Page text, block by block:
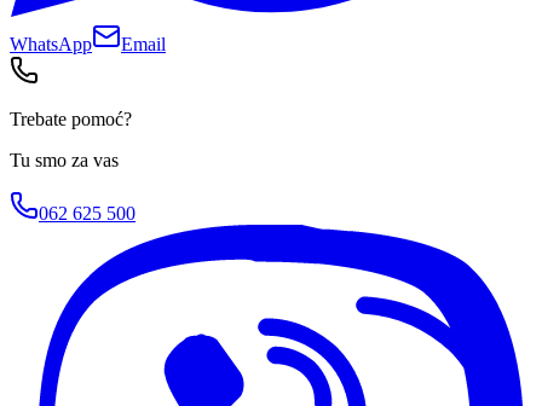
WhatsApp Email
Trebate pomoć?
Tu smo za vas
062 625 500